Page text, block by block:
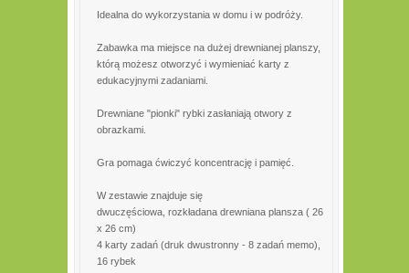
Idealna do wykorzystania w domu i w podróży.
Zabawka ma miejsce na dużej drewnianej planszy,
którą możesz otworzyć i wymieniać karty z
edukacyjnymi zadaniami.
Drewniane "pionki" rybki zasłaniają otwory z
obrazkami.
Gra pomaga ćwiczyć koncentrację i pamięć.
W zestawie znajduje się
dwuczęściowa, rozkładana drewniana plansza ( 26
x 26 cm)
4 karty zadań (druk dwustronny - 8 zadań memo),
16 rybek